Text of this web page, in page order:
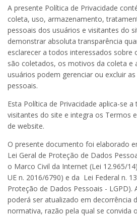
A presente Política de Privacidade
coleta, uso, armazenamento,
pessoais dos usuários e visitantes do
demonstrar absoluta transparência
esclarecer a todos interessados sobre
são coletados, os motivos da coleta e
usuários podem gerenciar ou excluir
pessoais.
Esta Política de Privacidade aplica-se
visitantes do site e integra os Termos
de website.
O presente documento foi elaborado
Lei Geral de Proteção de Dados
o Marco Civil da Internet (Lei 12.965/
UE n. 2016/6790) e da Lei Federal n.
Proteção de Dados Pessoais - LGPD).
poderá ser atualizado em decorrência
normativa, razão pela qual se convida